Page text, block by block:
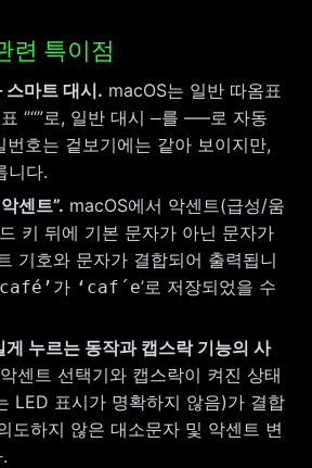
련 특이점
스마트 대시. macOS는 일반 따옴표
‘’“”로, 일반 대시 –를 –—로 자동
번호는 겉보기에는 같아 보이지만,
니다.
센트”. macOS에서 악센트(급성/움
키 뒤에 기본 문자가 아닌 문자가
기호와 문자가 결합되어 출력됩니
가 ‘caf´e’로 저장되었을 수
게 누르는 동작과 캡스락 기능의 사
악센트 선택기와 캡스락이 켜진 상태
LED 표시가 명확하지 않음)가 결합
도하지 않은 대소문자 및 악센트 변